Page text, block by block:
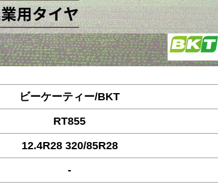
ビーケーティー/BKT
RT855
12.4R28 320/85R28
-